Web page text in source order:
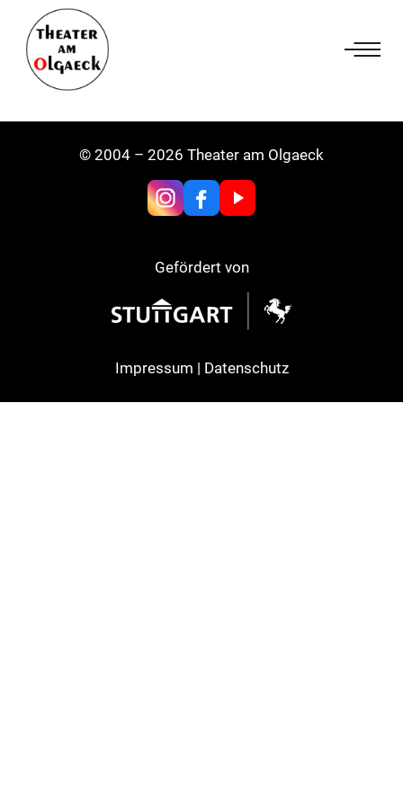
Inhalt
springen
© 2004 – 2026 Theater am Olgaeck
Gefördert von
Impressum | Datenschutz